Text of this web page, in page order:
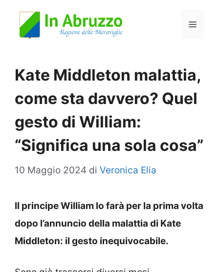
Menu
Kate Middleton malattia,
come sta davvero? Quel
gesto di William:
“Significa una sola cosa”
10 Maggio 2024 di Veronica Elia
Il principe William lo farà per la prima volta
dopo l’annuncio della malattia di Kate
Middleton: il gesto inequivocabile.